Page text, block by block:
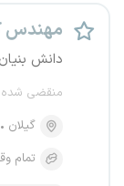
مهندس
دانش
منقضی شده
گیلان
تمام